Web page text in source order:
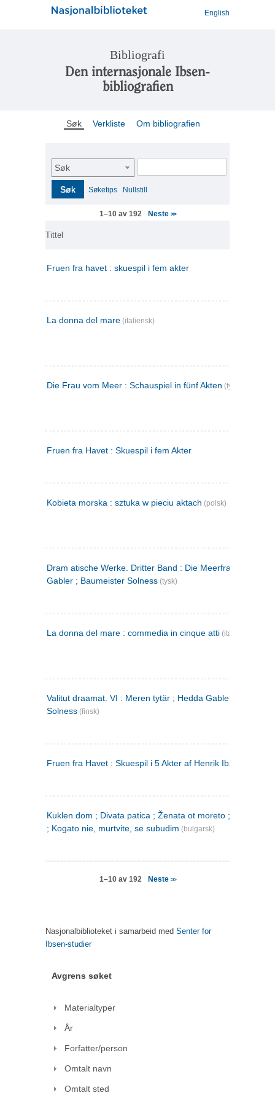
English
Bibliografi
Den internasjonale Ibsen-
bibliografien
Søk Verkliste Om bibliografien
Søk
Søk Søketips Nullstill
1–10 av 192 Neste >>
Tittel
Fruen fra havet : skuespil i fem akter
La donna del mare (italiensk)
Die Frau vom Meer : Schauspiel in fünf Akten (tysk)
Fruen fra Havet : Skuespil i fem Akter
Kobieta morska : sztuka w pieciu aktach (polsk)
Dram atische Werke. Dritter Band : Die Meerfrau ; Hedda
Gabler ; Baumeister Solness (tysk)
La donna del mare : commedia in cinque atti (italiensk)
Valitut draamat. VI : Meren tytär ; Hedda Gabler ;
Solness (finsk)
Fruen fra Havet : Skuespil i 5 Akter af Henrik Ibsen
Kuklen dom ; Divata patica ; Ženata ot moreto ; Malkijat
; Kogato nie, murtvite, se subudim (bulgarsk)
1–10 av 192 Neste >>
Nasjonalbiblioteket i samarbeid med Senter for
Ibsen-studier
Avgrens søket
Materialtyper
År
Forfatter/person
Omtalt navn
Omtalt sted